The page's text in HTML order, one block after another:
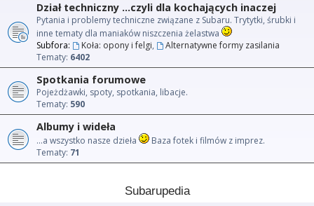
Dział techniczny ...czyli dla kochających inaczej
Pytania i problemy techniczne związane z Subaru. Trytytki, śrubki i
inne tematy dla maniaków niszczenia żelastwa
Subfora:
Koła: opony i felgi,
Alternatywne formy zasilania
Tematy: 6402
Spotkania forumowe
Pojeżdżawki, spoty, spotkania, libacje.
Tematy: 590
Albumy i wideła
...a wszystko nasze dzieła
Baza fotek i filmów z imprez.
Tematy: 71
Subarupedia